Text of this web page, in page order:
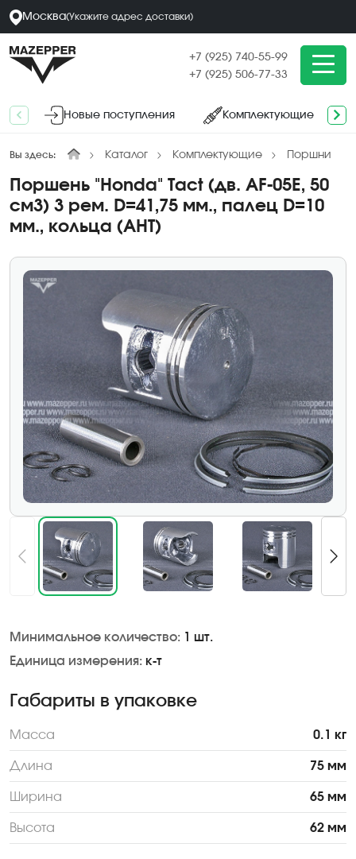
Москва(Укажите адрес доставки)
+7 (925) 740-55-99
+7 (925) 506-77-33
Новые поступления Комплектующие
Вы здесь: Каталог Комплектующие Поршни
Поршень "Honda" Tact (дв. AF-05E, 50
см3) 3 рем. D=41,75 мм., палец D=10
мм., кольца (AHT)
Минимальное количество: 1 шт.
Единица измерения: к-т
Габариты в упаковке
Масса 0.1 кг
Длина 75 мм
Ширина 65 мм
Высота 62 мм